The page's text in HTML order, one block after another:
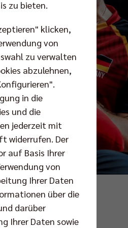
zu bieten.
klicken,
von
zu verwalten
abzulehnen,
in die
und die
jederzeit mit
widerrufen. Der
auf Basis Ihrer
von
Ihrer Daten
über die
darüber
Ihrer Daten sowie